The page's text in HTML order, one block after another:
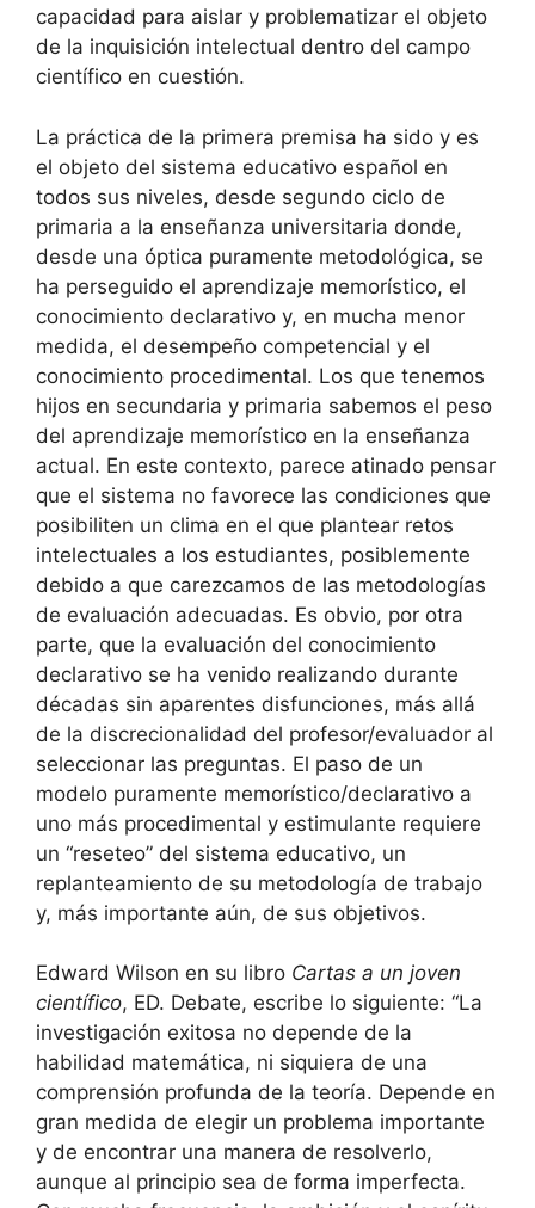
capacidad para aislar y problematizar el objeto
de la inquisición intelectual dentro del campo
científico en cuestión.
La práctica de la primera premisa ha sido y es
el objeto del sistema educativo español en
todos sus niveles, desde segundo ciclo de
primaria a la enseñanza universitaria donde,
desde una óptica puramente metodológica, se
ha perseguido el aprendizaje memorístico, el
conocimiento declarativo y, en mucha menor
medida, el desempeño competencial y el
conocimiento procedimental. Los que tenemos
hijos en secundaria y primaria sabemos el peso
del aprendizaje memorístico en la enseñanza
actual. En este contexto, parece atinado pensar
que el sistema no favorece las condiciones que
posibiliten un clima en el que plantear retos
intelectuales a los estudiantes, posiblemente
debido a que carezcamos de las metodologías
de evaluación adecuadas. Es obvio, por otra
parte, que la evaluación del conocimiento
declarativo se ha venido realizando durante
décadas sin aparentes disfunciones, más allá
de la discrecionalidad del profesor/evaluador al
seleccionar las preguntas. El paso de un
modelo puramente memorístico/declarativo a
uno más procedimental y estimulante requiere
un “reseteo” del sistema educativo, un
replanteamiento de su metodología de trabajo
y, más importante aún, de sus objetivos.
Edward Wilson en su libro Cartas a un joven
científico, ED. Debate, escribe lo siguiente: “La
investigación exitosa no depende de la
habilidad matemática, ni siquiera de una
comprensión profunda de la teoría. Depende en
gran medida de elegir un problema importante
y de encontrar una manera de resolverlo,
aunque al principio sea de forma imperfecta.